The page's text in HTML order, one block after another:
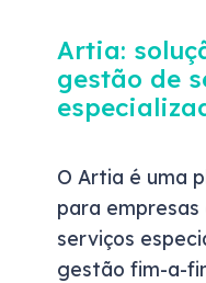
Artia:
gestão de
O Artia é uma
para empresas
serviços
gestão fim-a-